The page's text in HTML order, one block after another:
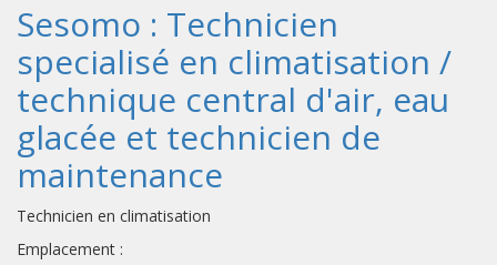
Sesomo : Technicien
specialisé en climatisation /
technique central d'air, eau
glacée et technicien de
maintenance
Technicien en climatisation
Emplacement :